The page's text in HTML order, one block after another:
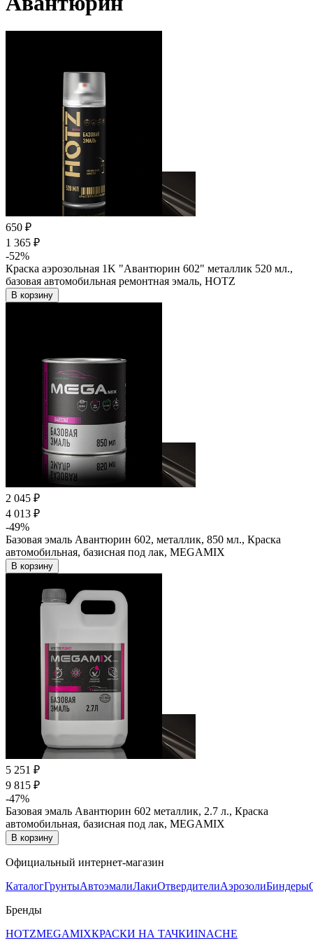
650 ₽
1 365 ₽
-52%
Краска аэрозольная 1K "Авантюрин 602" металлик 520 мл.,
базовая автомобильная ремонтная эмаль, HOTZ
В корзину
2 045 ₽
4 013 ₽
-49%
Базовая эмаль Авантюрин 602, металлик, 850 мл., Краска
автомобильная, базисная под лак, MEGAMIX
В корзину
5 251 ₽
9 815 ₽
-47%
Базовая эмаль Авантюрин 602 металлик, 2.7 л., Краска
автомобильная, базисная под лак, MEGAMIX
В корзину
Официальный интернет-магазин
КаталогГрунтыАвтоэмалиЛакиОтвердителиАэрозолиБиндеры
Бренды
HOTZMEGAMIXКРАСКИ НА ТАЧКИINACHE